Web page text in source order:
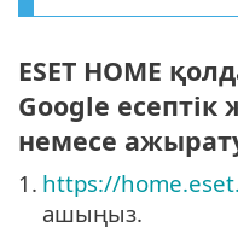
ESET HOME
Google есептік
немесе
1. https://
ашыңыз.